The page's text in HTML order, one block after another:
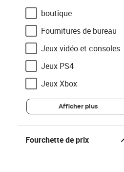
boutique
Fournitures de bureau
Jeux vidéo et consoles
Jeux PS4
Jeux Xbox
Afficher plus
Fourchette de prix